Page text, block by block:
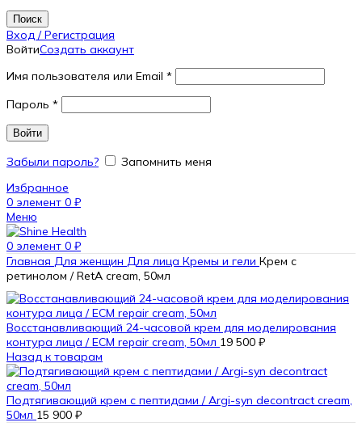
Поиск
Вход / Регистрация
ВойтиСоздать аккаунт
Имя пользователя или Email *
Пароль *
Войти
Забыли пароль?
Запомнить меня
Избранное
0 элемент 0 ₽
Меню
0 элемент 0 ₽
Главная Для женщин Для лица Кремы и гели Крем с
ретинолом / RetA cream, 50мл
Восстанавливающий 24-часовой крем для моделирования
контура лица / ECM repair cream, 50мл 19 500 ₽
Назад к товарам
Подтягивающий крем с пептидами / Argi-syn decontract cream,
50мл 15 900 ₽